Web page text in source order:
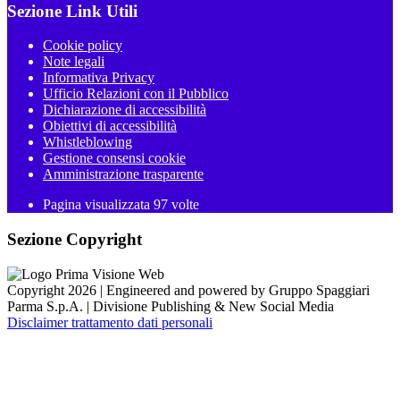
Sezione Link Utili
Cookie policy
Note legali
Informativa Privacy
Ufficio Relazioni con il Pubblico
Dichiarazione di accessibilità
Obiettivi di accessibilità
Whistleblowing
Gestione consensi cookie
Amministrazione trasparente
Pagina visualizzata 97 volte
Sezione Copyright
Copyright 2026 | Engineered and powered by Gruppo Spaggiari
Parma S.p.A. | Divisione Publishing & New Social Media
Disclaimer trattamento dati personali